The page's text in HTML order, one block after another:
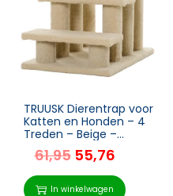
TRUUSK Dierentrap voor
Katten en Honden – 4
Treden – Beige –
63,5x43x60cm – Veilig
en Stevig – Voor
Huisdieren – Handig in
Gebruik
61,95 55,76
In winkelwagen